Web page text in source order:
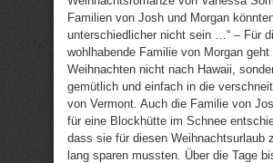
Familien von Josh und Morgan
unterschiedlicher nicht sein …“ – Für
wohlhabende Familie von Morgan
Weihnachten nicht nach Hawaii,
gemütlich und einfach in die
von Vermont. Auch die Familie von
für eine Blockhütte im Schnee
dass sie für diesen Weihnachtsurlaub
lang sparen mussten. Über die Tage